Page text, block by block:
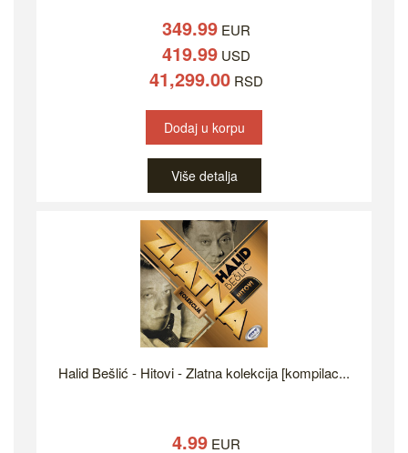
349.99 EUR
419.99 USD
41,299.00 RSD
Dodaj u korpu
Više detalja
Halid Bešlić - Hitovi - Zlatna kolekcija [kompilac...
4.99 EUR